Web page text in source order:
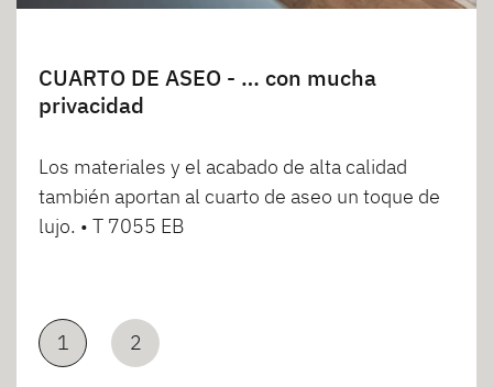
CUARTO DE ASEO - … con mucha
privacidad
Los materiales y el acabado de alta calidad
también aportan al cuarto de aseo un toque de
lujo. • T 7055 EB
1 2